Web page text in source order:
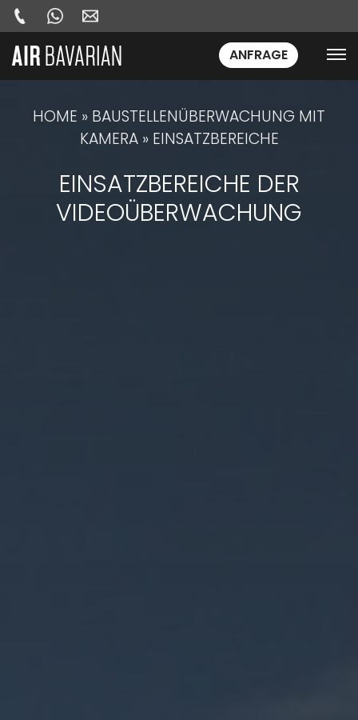
ANFRAGE
HOME » BAUSTELLENÜBERWACHUNG MIT
KAMERA» EINSATZBEREICHE
EINSATZBEREICHE DER
VIDEOÜBERWACHUNG